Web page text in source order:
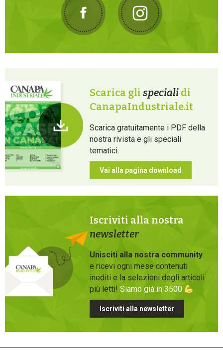
Scarica gli speciali di
CanapaIndustriale.it
Scarica gratuitamente i PDF della
nostra rivista e gli speciali
tematici.
Vai alla pagina download
Iscriviti alla nostra
newsletter
Unisciti alla nostra community
e ricevi ogni mese contenuti
inediti e la selezioni degli articoli
più letti! Siamo già in 3500
Iscriviti alla newsletter